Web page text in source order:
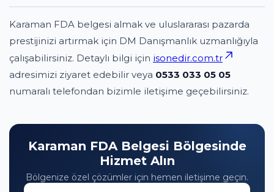
Karaman FDA belgesi almak ve uluslararası pazarda
prestijinizi artırmak için DM Danışmanlık uzmanlığıyla
çalışabilirsiniz. Detaylı bilgi için isonedir.com.tr
adresimizi ziyaret edebilir veya 0533 033 05 05
numaralı telefondan bizimle iletişime geçebilirsiniz.
Karaman FDA Belgesi Bölgesinde
Hizmet Alın
Bölgenize özel çözümler için hemen iletişime geçin.